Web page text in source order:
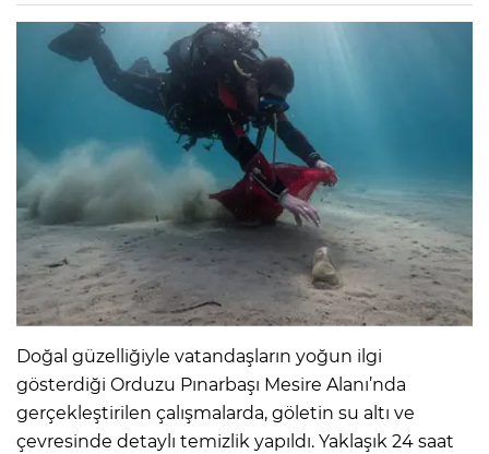
Doğal güzelliğiyle vatandaşların yoğun ilgi
gösterdiği Orduzu Pınarbaşı Mesire Alanı’nda
gerçekleştirilen çalışmalarda, göletin su altı ve
çevresinde detaylı temizlik yapıldı. Yaklaşık 24 saat